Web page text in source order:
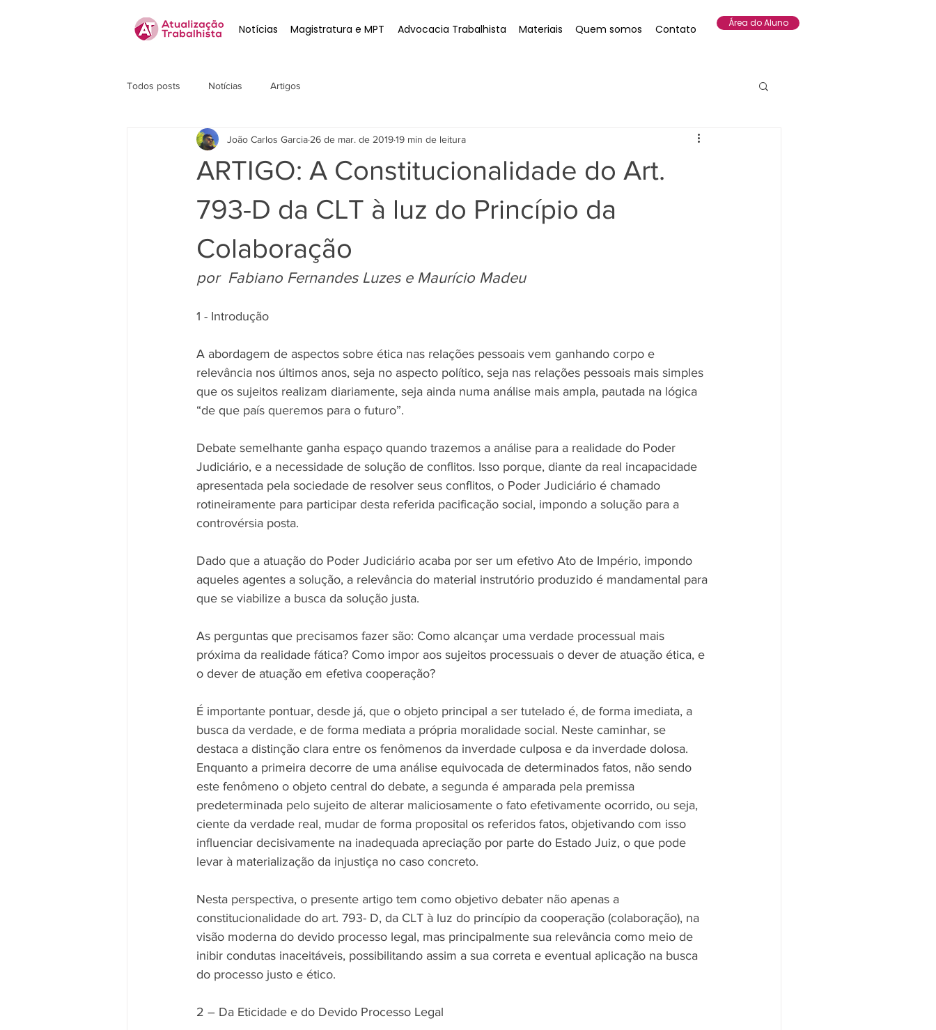
Notícias Magistratura e MPT Advocacia Trabalhista Materiais Quem somos Contato Área do Aluno
Todos posts Notícias Artigos
ARTIGO: A Constitucionalidade do Art.
793-D da CLT à luz do Princípio da
Colaboração
João Carlos Garcia 26 de mar. de 201919 min de leitura
por  Fabiano Fernandes Luzes e Maurício Madeu
1 - Introdução
A abordagem de aspectos sobre ética nas relações pessoais vem ganhando corpo e
relevância nos últimos anos, seja no aspecto político, seja nas relações pessoais mais simples
que os sujeitos realizam diariamente, seja ainda numa análise mais ampla, pautada na lógica
“de que país queremos para o futuro”.
Debate semelhante ganha espaço quando trazemos a análise para a realidade do Poder
Judiciário, e a necessidade de solução de conflitos. Isso porque, diante da real incapacidade
apresentada pela sociedade de resolver seus conflitos, o Poder Judiciário é chamado
rotineiramente para participar desta referida pacificação social, impondo a solução para a
controvérsia posta.
Dado que a atuação do Poder Judiciário acaba por ser um efetivo Ato de Império, impondo
aqueles agentes a solução, a relevância do material instrutório produzido é mandamental para
que se viabilize a busca da solução justa.
As perguntas que precisamos fazer são: Como alcançar uma verdade processual mais
próxima da realidade fática? Como impor aos sujeitos processuais o dever de atuação ética, e
o dever de atuação em efetiva cooperação?
É importante pontuar, desde já, que o objeto principal a ser tutelado é, de forma imediata, a
busca da verdade, e de forma mediata a própria moralidade social. Neste caminhar, se
destaca a distinção clara entre os fenômenos da inverdade culposa e da inverdade dolosa.
Enquanto a primeira decorre de uma análise equivocada de determinados fatos, não sendo
este fenômeno o objeto central do debate, a segunda é amparada pela premissa
predeterminada pelo sujeito de alterar maliciosamente o fato efetivamente ocorrido, ou seja,
ciente da verdade real, mudar de forma proposital os referidos fatos, objetivando com isso
influenciar decisivamente na inadequada apreciação por parte do Estado Juiz, o que pode
levar à materialização da injustiça no caso concreto.
Nesta perspectiva, o presente artigo tem como objetivo debater não apenas a
constitucionalidade do art. 793- D, da CLT à luz do princípio da cooperação (colaboração), na
visão moderna do devido processo legal, mas principalmente sua relevância como meio de
inibir condutas inaceitáveis, possibilitando assim a sua correta e eventual aplicação na busca
do processo justo e ético.
2 – Da Eticidade e do Devido Processo Legal